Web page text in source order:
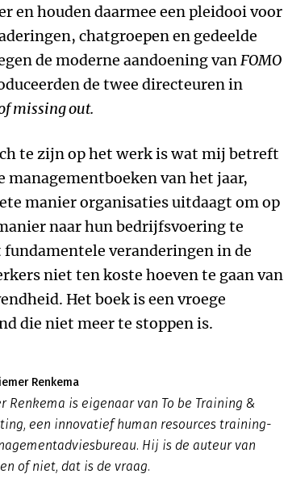
en houden daarmee een pleidooi voor
chatgroepen en gedeelde
de moderne aandoening vanFOMO
de twee directeuren in
missing out.
te zijn op het werk is wat mij betreft
managementboeken van het jaar,
manier organisaties uitdaagt om op
naar hun bedrijfsvoering te
veranderingen in de
niet ten koste hoeven te gaan van
Het boek is een vroege
die niet meer te stoppen is.
Renkema
Renkema is eigenaar van To be Training &
een innovatief human resources training-
Hij is de auteur van
of niet, dat is de vraag.